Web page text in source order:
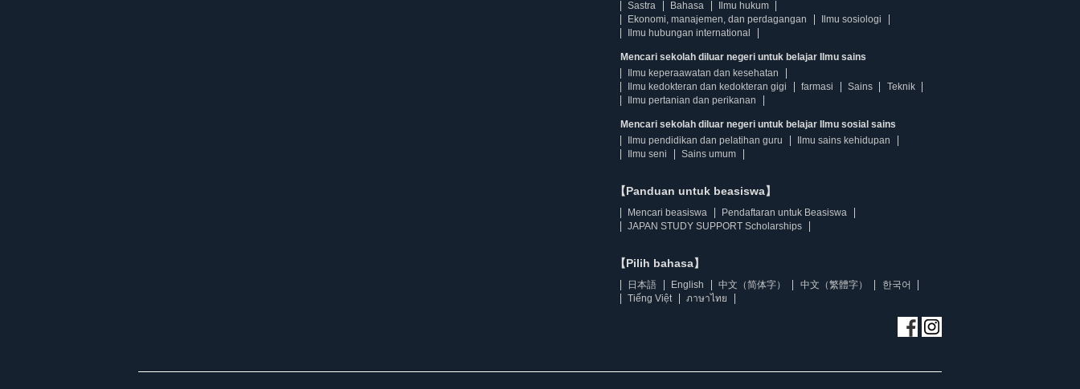
Sastra
Bahasa
Ilmu hukum
Ekonomi, manajemen, dan perdagangan
Ilmu sosiologi
Ilmu hubungan international
Mencari sekolah diluar negeri untuk belajar Ilmu sains
Ilmu keperaawatan dan kesehatan
Ilmu kedokteran dan kedokteran gigi
farmasi Sains
Teknik
Ilmu pertanian dan perikanan
Mencari sekolah diluar negeri untuk belajar Ilmu sosial sains
Ilmu pendidikan dan pelatihan guru
Ilmu sains kehidupan
Ilmu seni
Sains umum
【Panduan untuk beasiswa】
Mencari beasiswa
Pendaftaran untuk Beasiswa
JAPAN STUDY SUPPORT Scholarships
【Pilih bahasa】
日本語 English 中文（简体字） 中文（繁體字）
한국어
Tiếng Việt
ภาษาไทย